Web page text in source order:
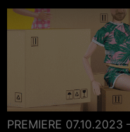
PREMIERE